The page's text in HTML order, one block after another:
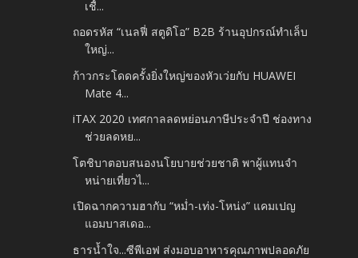
เชื้...
ถอดรหัส “เนลฟี่ สตูดิโอ” B2B ร้านอุปกรณ์ทำเล็บ
ใหญ่...
ก้าวกระโดดครั้งยิ่งใหญ่ของหัวเว่ยกับ HUAWEI
Mate 4...
iTAX 2020 เทศกาลลดหย่อนภาษีประจำปี ช่องทาง
ช่วยลดหย...
โตชิบาตอบสนองนโยบายช่วยชาติ พาผู้แทนจำ
หน่ายเที่ยวไ...
เปิดฉากความฮากับ “หม่ำ-เท่ง-โหน่ง” แคมเปญ
แอมบาสเดอ...
ธารน้ำใจ...ซีพีเอฟ ส่งมอบอาหารคุณภาพปลอดภัย